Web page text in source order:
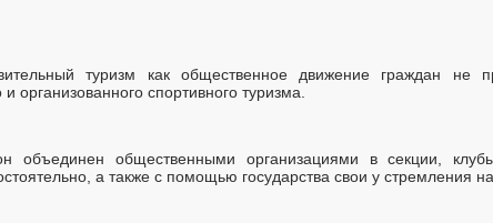
туризм как общественное движение граждан не
организованного спортивного туризма.
объединен общественными организациями в секции,
а также с помощью государства свои у стремления